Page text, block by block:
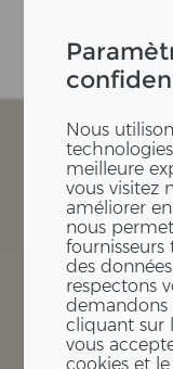
Nous
meilleure
vous visitez
améliorer
nous
fournisseurs
des
respectons
demandons
cliquant sur
vous
cookies et